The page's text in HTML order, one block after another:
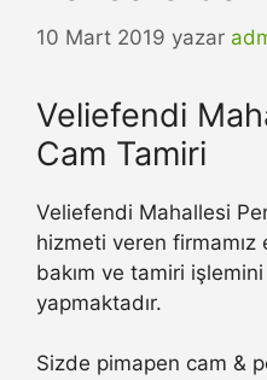
10 Mart 2019 yazar
Veliefendi
Cam Tamiri
Veliefendi Mahallesi
hizmeti veren firmamız
bakım ve tamiri
yapmaktadır.
Sizde pimapen cam &